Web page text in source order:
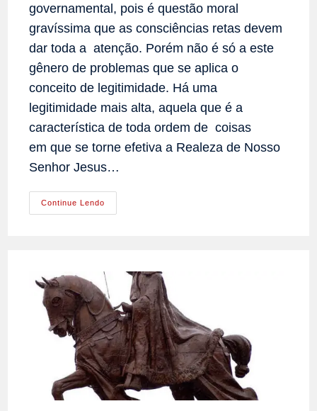
governamental, pois é questão moral
gravíssima que as consciências retas devem
dar toda a atenção. Porém não é só a este
gênero de problemas que se aplica o
conceito de legitimidade. Há uma
legitimidade mais alta, aquela que é a
característica de toda ordem de coisas
em que se torne efetiva a Realeza de Nosso
Senhor Jesus…
Continue Lendo
Legitimidade